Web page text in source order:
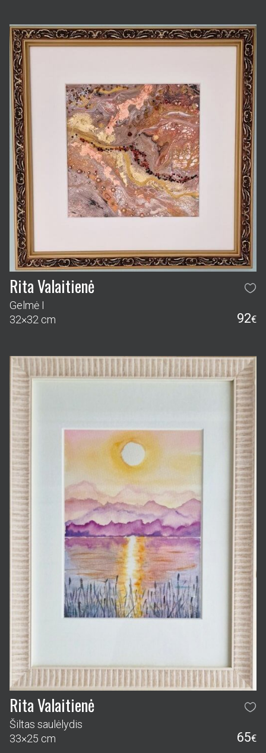
Rita Valaitienė
Gelmė I
32×32 cm
92€
Rita Valaitienė
Šiltas saulėlydis
33×25 cm
65€